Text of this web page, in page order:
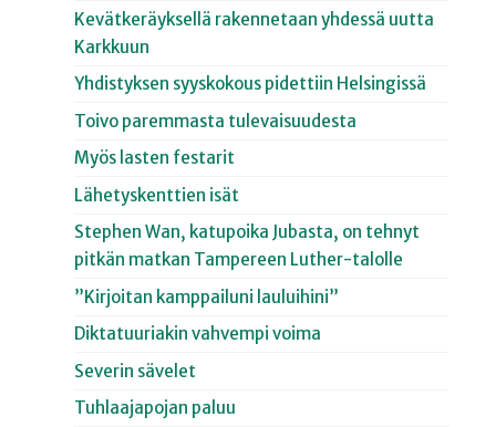
Kevätkeräyksellä rakennetaan yhdessä uutta
Karkkuun
Yhdistyksen syyskokous pidettiin Helsingissä
Toivo paremmasta tulevaisuudesta
Myös lasten festarit
Lähetyskenttien isät
Stephen Wan, katupoika Jubasta, on tehnyt
pitkän matkan Tampereen Luther-talolle
”Kirjoitan kamppailuni lauluihini”
Diktatuuriakin vahvempi voima
Severin sävelet
Tuhlaajapojan paluu